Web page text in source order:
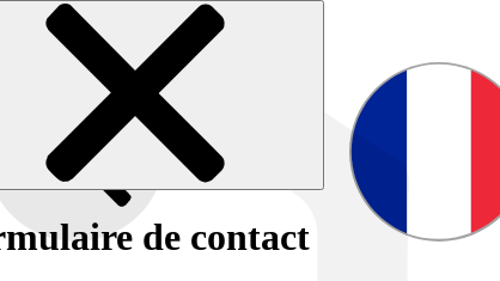
de contact